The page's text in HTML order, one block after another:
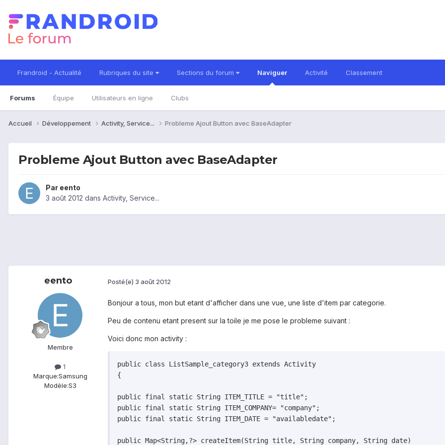
Frandroid - Actualité Rubriques du site Sections du forum Naviguer
Forums Équipe Utilisateurs en ligne Clubs
Activité Classement
Accueil Développement Activity, Service... Probleme Ajout Button avec BaseAdapter
Probleme Ajout Button avec BaseAdapter
Par eento
3 août 2012 dans Activity, Service...
eento
Membre
1
Marque:Samsung
Modèle:S3
Posté(e) 3 août 2012
Bonjour a tous, mon but etant d'afficher dans une vue, une liste d'item par categorie.
Peu de contenu etant present sur la toile je me pose le probleme suivant :
Voici donc mon activity :
public class ListSample_category3 extends Activity
{
public final static String ITEM_TITLE = "title";
public final static String ITEM_COMPANY= "company";
public final static String ITEM_DATE = "availabledate";
public Map<String,?> createItem(String title, String company, String date)